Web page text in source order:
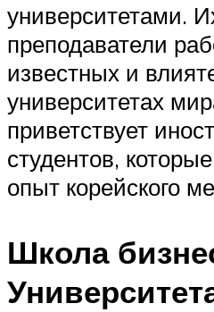
университетами.
преподаватели
известных и
университетах
приветствует
студентов,
опыт корейского
Школа